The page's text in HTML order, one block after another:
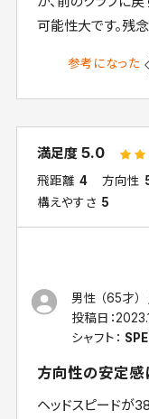
可能性大です。残念
参考になった
満足度5.0
飛距離 4 方向性
構えやすさ 5
男性 （65才）
投稿日：
シャフト：
方向性の安定感
ヘッドスピードが